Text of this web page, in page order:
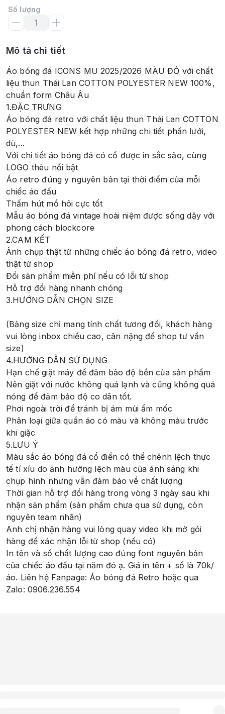
Số lượng
Mô tả chi tiết
Áo bóng đá ICONS MU 2025/2026 MÀU ĐỎ với chất
liệu thun Thái Lan COTTON POLYESTER NEW 100%,
chuẩn form Châu Âu
1.ĐẶC TRƯNG
Áo bóng đá retro với chất liệu thun Thái Lan COTTON
POLYESTER NEW kết hợp những chi tiết phần lưới,
dù,...
Với chi tiết áo bóng đá có cổ được in sắc sảo, cùng
LOGO thêu nổi bật
Áo retro đúng y nguyên bản tại thời điểm của mỗi
chiếc áo đấu
Thấm hút mồ hôi cực tốt
Mẫu áo bóng đá vintage hoài niệm được sống dậy với
phong cách blockcore
2.CAM KẾT
Ảnh chụp thật từ những chiếc áo bóng đá retro, video
thật từ shop
Đổi sản phẩm miễn phí nếu có lỗi từ shop
Hỗ trợ đổi hàng nhanh chóng
3.HƯỚNG DẪN CHỌN SIZE
(Bảng size chỉ mang tính chất tương đối, khách hàng
vui lòng inbox chiều cao, cân nặng để shop tư vấn
size)
4.HƯỚNG DẪN SỬ DỤNG
Hạn chế giặt máy để đảm bảo độ bền của sản phẩm
Nên giặt với nước không quá lạnh và cũng không quá
nóng để đảm bảo độ co dãn tốt.
Phơi ngoài trời để tránh bị ám mùi ẩm mốc
Phân loại giữa quần áo có màu và không màu trước
khi giặc
5.LƯU Ý
Màu sắc áo bóng đá cổ điển có thể chênh lệch thực
tế tí xíu do ảnh hưởng lệch màu của ánh sáng khi
chụp hình nhưng vẫn đảm bảo về chất lượng
Thời gian hỗ trợ đổi hàng trong vòng 3 ngày sau khi
nhận sản phẩm (sản phẩm chưa qua sử dụng, còn
nguyên team nhãn)
Anh chị nhận hàng vui lòng quay video khi mở gói
hàng để xác nhận lỗi từ shop (nếu có)
In tên và số chất lượng cao đúng font nguyên bản
của chiếc áo đấu tại năm đó ạ. Giá in tên + số là 70k/
áo. Liên hệ Fanpage: Áo bóng đá Retro hoặc qua
Zalo: 0906.236.554